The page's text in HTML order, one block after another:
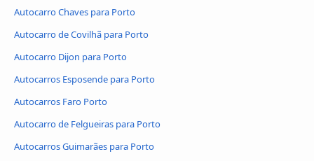
Autocarro Chaves para Porto
Autocarro de Covilhã para Porto
Autocarro Dijon para Porto
Autocarros Esposende para Porto
Autocarros Faro Porto
Autocarro de Felgueiras para Porto
Autocarros Guimarães para Porto